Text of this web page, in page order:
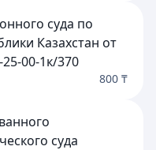
суда по
Казахстан от
00-1к/370
800 ₸
суда